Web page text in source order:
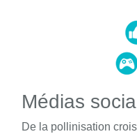
Médias
De la pollinisation